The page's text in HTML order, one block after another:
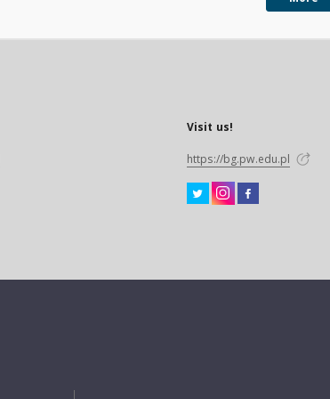
Visit us!
https://bg.pw.edu.pl